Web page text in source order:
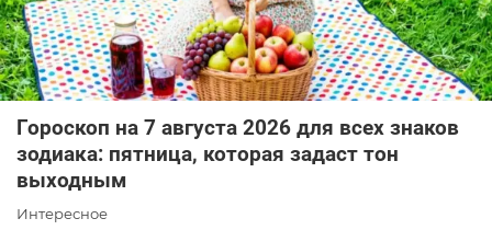
Гороскоп на 7 августа 2026 для всех знаков
зодиака: пятница, которая задаст тон
выходным
Интересное